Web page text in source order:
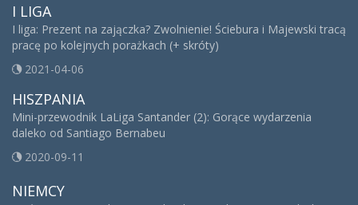
I LIGA
I liga: Prezent na zajączka? Zwolnienie! Ściebura i Majewski tracą
pracę po kolejnych porażkach (+ skróty)
2021-04-06
HISZPANIA
Mini-przewodnik LaLiga Santander (2): Gorące wydarzenia
daleko od Santiago Bernabeu
2020-09-11
NIEMCY